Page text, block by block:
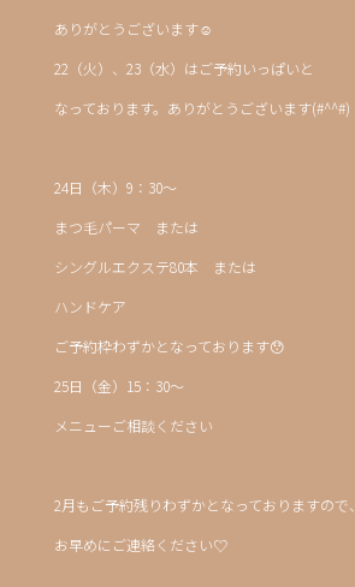
ありがとうございます☺
22（火）、23（水）はご予約いっぱいと
なっております。ありがとうございます(#^^#)
24日（木）9：30～
まつ毛パーマ または
シングルエクステ80本 または
ハンドケア
ご予約枠わずかとなっております😯
25日（金）15：30～
メニューご相談ください
2月もご予約残りわずかとなっておりますので、
お早めにご連絡ください♡